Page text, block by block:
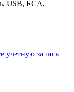
USB, RCA,
учетную запись